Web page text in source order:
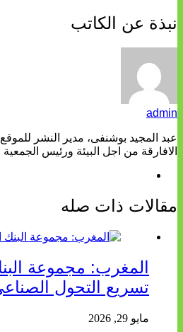
نبذة عن الكاتب
admin
عبد المجيد بوشنفى، مدير النشر
الافارقة من اجل البيئة ورئيس الجمعية
مقالات ذات صله
تسريع التحول
مايو 29, 2026